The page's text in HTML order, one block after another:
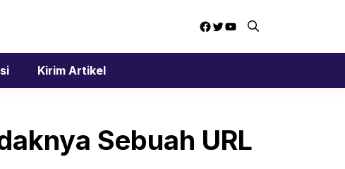
Facebook
Twitter
YouTube
Kirim Artikel
Sebuah URL